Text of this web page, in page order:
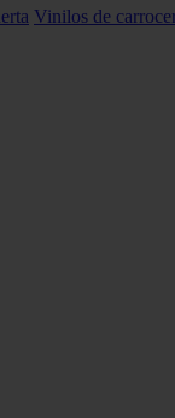
Vinilos de